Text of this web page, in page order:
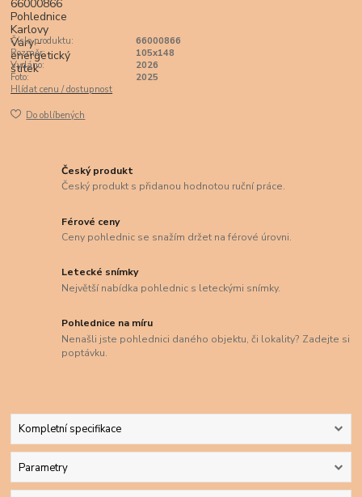
Číslo produktu:
66000866
Rozměr:
105x148
Vydáno:
2026
Foto:
2025
Hlídat cenu / dostupnost
Do oblíbených
Český produkt
Český produkt s přidanou hodnotou ruční práce.
Férové ceny
Ceny pohlednic se snažím držet na férové úrovni.
Letecké snímky
Největší nabídka pohlednic s leteckými snímky.
Pohlednice na míru
Nenašli jste pohlednici daného objektu, či lokality? Zadejte si
poptávku.
Kompletní specifikace
Parametry